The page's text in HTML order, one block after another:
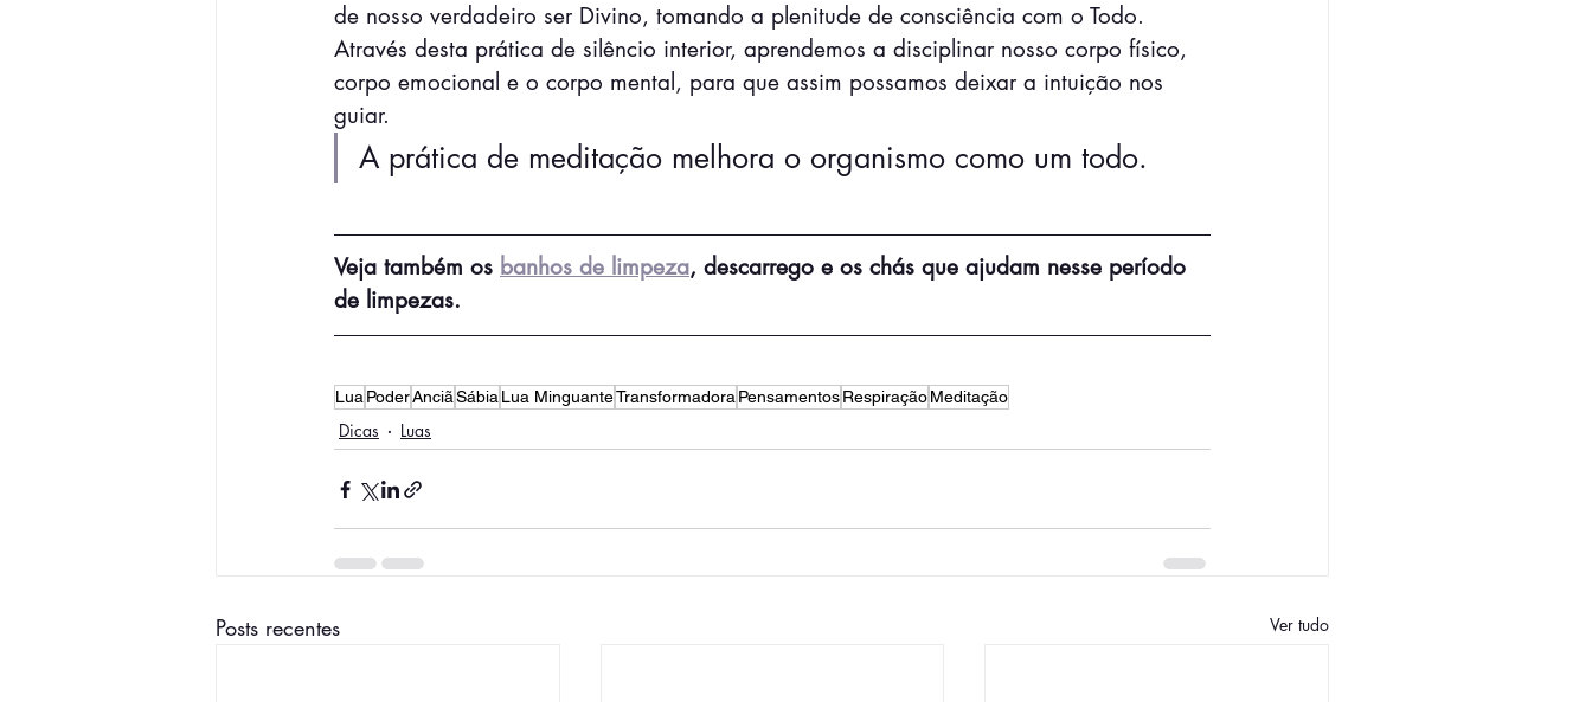
de nosso verdadeiro ser Divino, tomando a plenitude de consciência com o Todo.
Através desta prática de silêncio interior, aprendemos a disciplinar nosso corpo físico,
corpo emocional e o corpo mental, para que assim possamos deixar a intuição nos
guiar.
A prática de meditação melhora o organismo como um todo.
Veja também os banhos de limpeza, descarrego e os chás que ajudam nesse período
de limpezas.
Lua PoderAnciãSábia Lua MinguanteTransformadora PensamentosRespiraçãoMeditação
Dicas Luas
Posts recentes Ver tudo